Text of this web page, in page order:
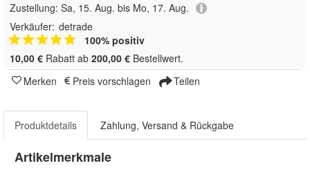
Zustellung: Sa, 15. Aug. bis Mo, 17. Aug.
Verkäufer: detrade
100% positiv
10,00 € Rabatt ab 200,00 € Bestellwert.
Merken
Preis vorschlagen Teilen
Produktdetails Zahlung, Versand & Rückgabe
Artikelmerkmale